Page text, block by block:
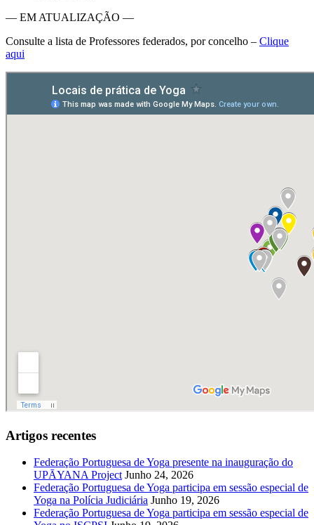
— EM ATUALIZAÇÃO —
Consulte a lista de Professores federados, por concelho – Clique
aqui
Artigos recentes
Federação Portuguesa de Yoga presente na inauguração do
UPĀYANA Project Junho 24, 2026
Federação Portuguesa de Yoga participa em sessão especial de
Yoga na Polícia Judiciária Junho 19, 2026
Federação Portuguesa de Yoga participa em sessão especial de